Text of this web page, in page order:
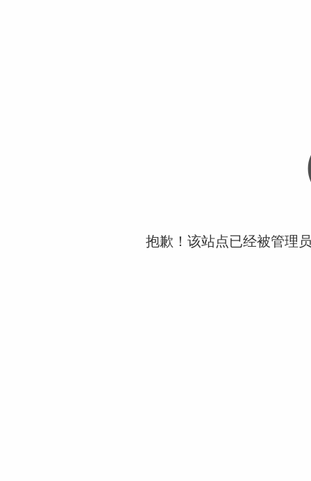
抱歉！该站点已经被管理